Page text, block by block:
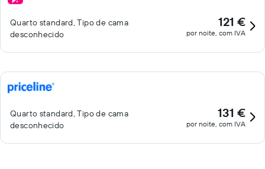
Quarto standard, Tipo de cama
desconhecido
121 €
por noite, com IVA
Quarto standard, Tipo de cama
desconhecido
131 €
por noite, com IVA